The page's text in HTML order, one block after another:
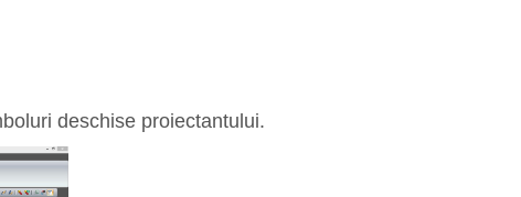
deschise proiectantului.